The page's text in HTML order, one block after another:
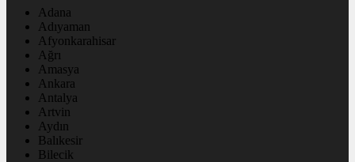
Adana
Adıyaman
Afyonkarahisar
Ağrı
Amasya
Ankara
Antalya
Artvin
Aydın
Balıkesir
Bilecik